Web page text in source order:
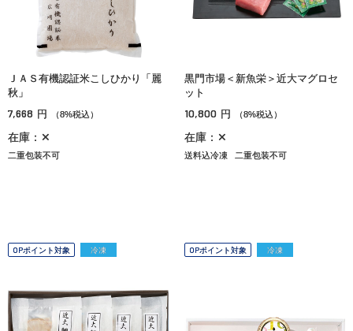
ＪＡＳ有機認証米こしひかり「麗
秋」
7,668 円 （8%税込）
在庫：✕
二重包装不可
黒門市場＜新魚栄＞近大マグロセ
ット
10,800 円 （8%税込）
在庫：✕
送料込冷凍 二重包装不可
OPポイント対象 冷凍 OPポイント対象 冷凍